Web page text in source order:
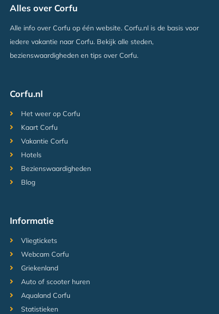
Alles over Corfu
Alle info over Corfu op één website. Corfu.nl is de basis voor
iedere vakantie naar Corfu. Bekijk alle steden,
bezienswaardigheden en tips over Corfu.
Corfu.nl
Het weer op Corfu
Kaart Corfu
Vakantie Corfu
Hotels
Bezienswaardigheden
Blog
Informatie
Vliegtickets
Webcam Corfu
Griekenland
Auto of scooter huren
Aqualand Corfu
Statistieken